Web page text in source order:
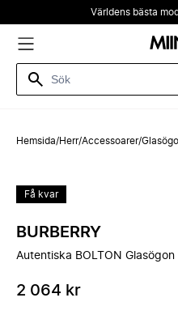
Världens bästa
Hemsida/Herr/Accessoarer/
Få kvar
BURBERRY
Autentiska BOLTON
2 064 kr